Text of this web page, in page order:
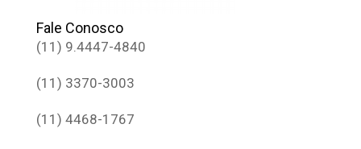
Fale Conosco
(11) 9.4447-4840
(11) 3370-3003
(11) 4468-1767